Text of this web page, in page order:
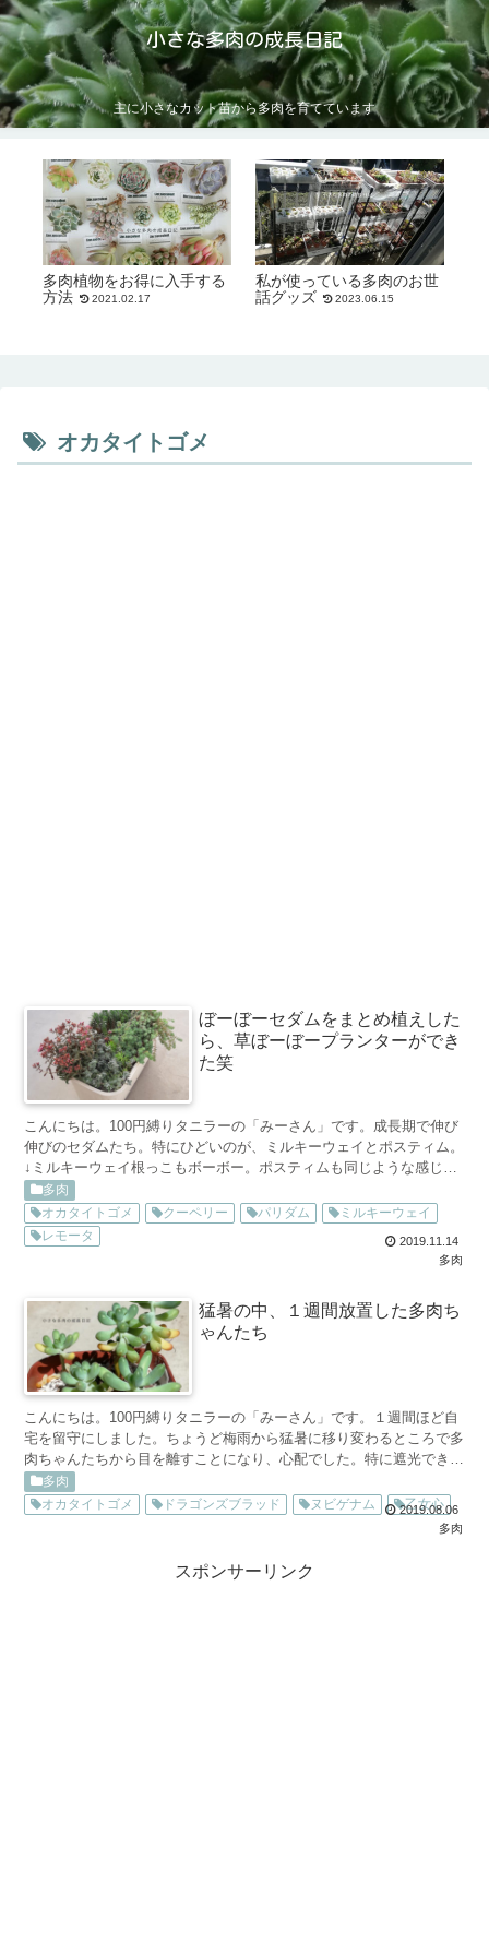
小さな多肉の成長日記
主に小さなカット苗から多肉を育てています
多肉植物をお得に入手する
方法
2021.02.17
私が使っている多肉のお世
話グッズ
2023.06.15
オカタイトゴメ
ぼーぼーセダムをまとめ植えした
ら、草ぼーぼープランターができ
た笑
こんにちは。100円縛りタニラーの「みーさん」です。成長期で伸び
伸びのセダムたち。特にひどいのが、ミルキーウェイとポスティム。
↓ミルキーウェイ根っこもボーボー。ポスティムも同じような感じ。
トレーに鉢をギュウギュウに入れているので、隣の鉢にか...
2019.11.14
多肉
多肉
オカタイトゴメ
クーペリー パリダム
ミルキーウェイ
レモータ
猛暑の中、１週間放置した多肉ち
ゃんたち
こんにちは。100円縛りタニラーの「みーさん」です。１週間ほど自
宅を留守にしました。ちょうど梅雨から猛暑に移り変わるところで多
肉ちゃんたちから目を離すことになり、心配でした。特に遮光できな
いエリアの多肉ちゃんたちが心配だったのですが、結論か...
2019.08.06
多肉
多肉
オカタイトゴメ
ドラゴンズブラッド ヌビゲナム 乙女心
スポンサーリンク